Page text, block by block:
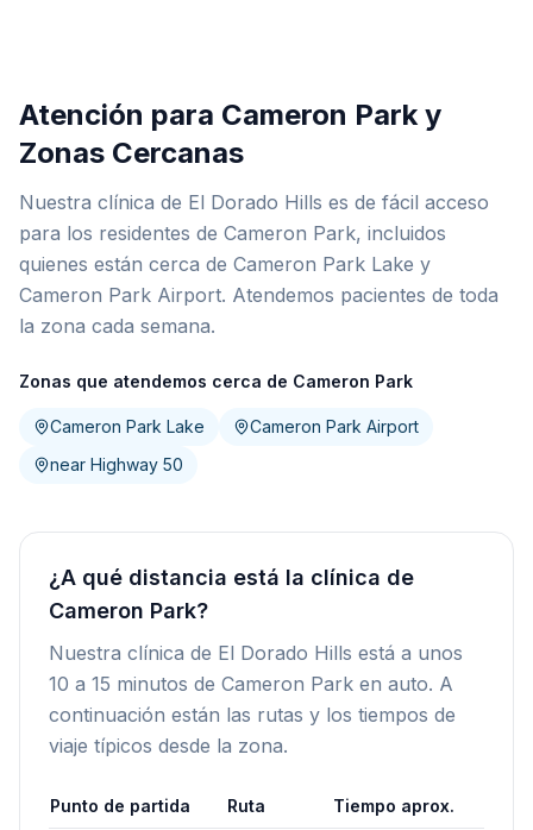
Atención para Cameron Park y
Zonas Cercanas
Nuestra clínica de El Dorado Hills es de fácil acceso
para los residentes de Cameron Park, incluidos
quienes están cerca de Cameron Park Lake y
Cameron Park Airport. Atendemos pacientes de toda
la zona cada semana.
Zonas que atendemos cerca de Cameron Park
Cameron Park Lake
Cameron Park Airport
near Highway 50
¿A qué distancia está la clínica de
Cameron Park?
Nuestra clínica de El Dorado Hills está a unos
10 a 15 minutos de Cameron Park en auto. A
continuación están las rutas y los tiempos de
viaje típicos desde la zona.
Punto de partida Ruta Tiempo aprox.